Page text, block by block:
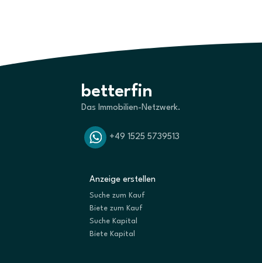
betterfin
Das Immobilien-Netzwerk.
+49 1525 5739513
Anzeige erstellen
Suche zum Kauf
Biete zum Kauf
Suche Kapital
Biete Kapital